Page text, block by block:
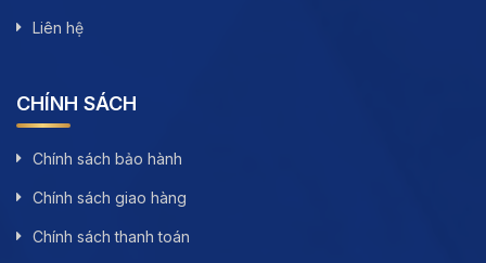
Liên hệ
CHÍNH SÁCH
Chính sách bảo hành
Chính sách giao hàng
Chính sách thanh toán